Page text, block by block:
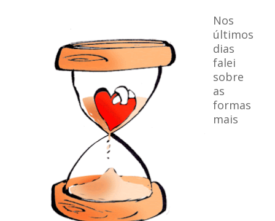
Nos
últimos
dias
falei
sobre
as
formas
mais